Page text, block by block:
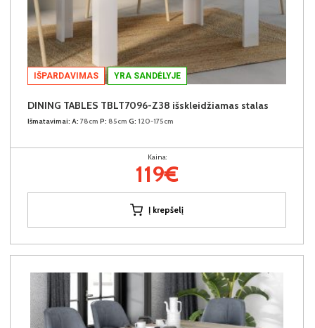
IŠPARDAVIMAS YRA SANDĖLYJE
DINING TABLES TBLT7096-Z38 išskleidžiamas stalas
Išmatavimai: A: 78cm P: 85cm G: 120-175cm
Kaina:
119€
Į krepšelį